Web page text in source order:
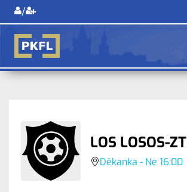
/
LOS LOSOS-ZT
Děkanka - Ne 16:00